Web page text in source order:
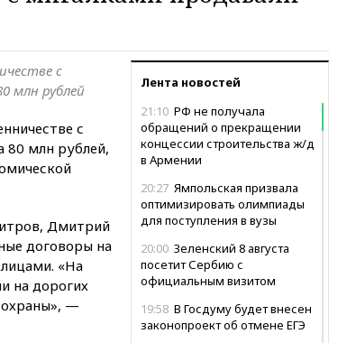
Лента новостей
21:10 РФ не получала
обращений о прекращении
концессии строительства ж/д
в Армении
20:27 Ямпольская призвала
оптимизировать олимпиады
для поступления в вузы
20:00 Зеленский 8 августа
посетит Сербию с
официальным визитом
19:58 В Госдуму будет внесен
законопроект об отмене ЕГЭ
с
млн рублей
с
80 млн рублей,
Дмитрий
договоры на
«На
на дорогих
охраны», —